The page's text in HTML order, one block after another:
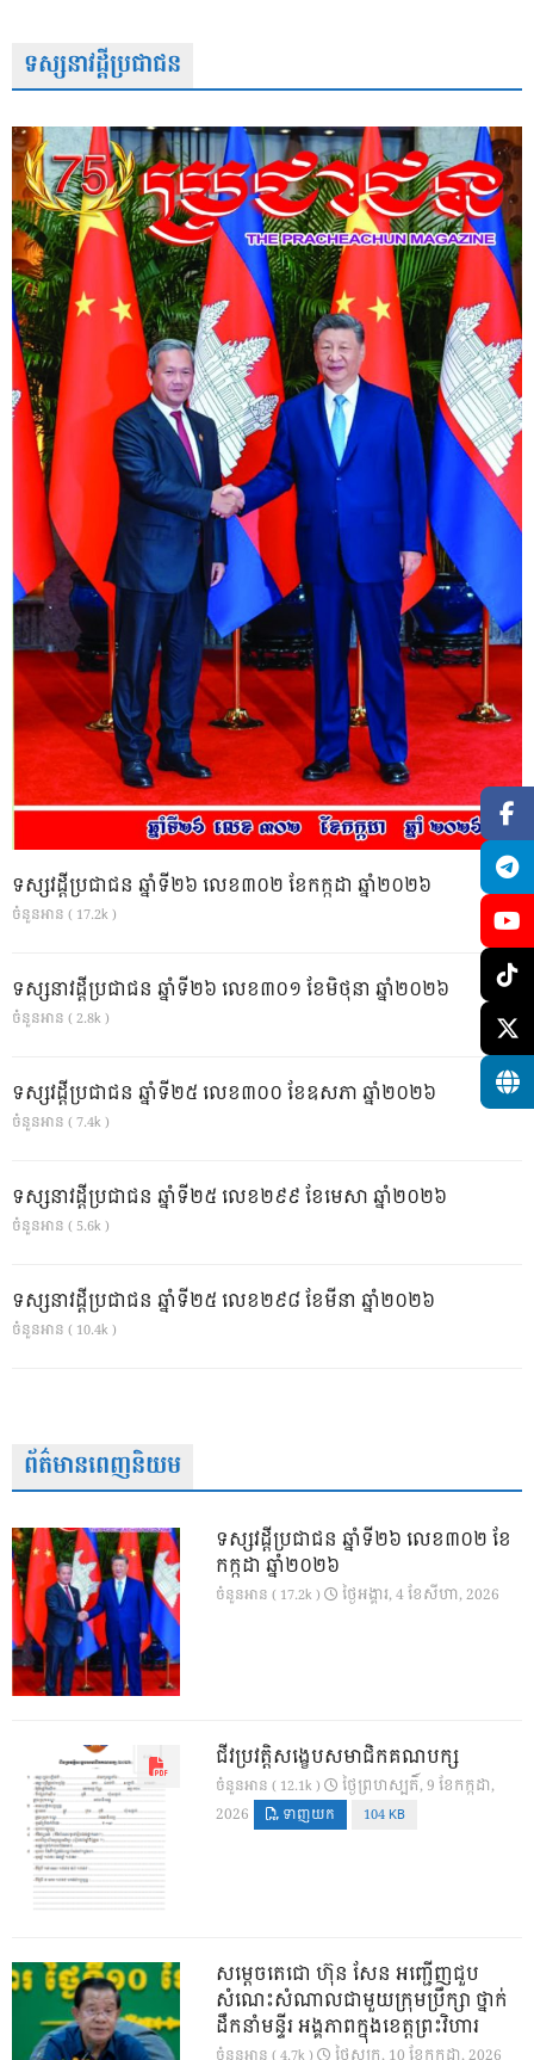
ទស្សនាវដ្តីប្រជាជន
ទស្សវដ្តីប្រជាជន ឆ្នាំទី២៦ លេខ៣០២ ខែកក្កដា ឆ្នាំ២០២៦
ចំនួនអាន ( 17.2k )
ទស្សនាវដ្ដីប្រជាជន ឆ្នាំទី២៦ លេខ៣០១ ខែមិថុនា ឆ្នាំ២០២៦
ចំនួនអាន ( 2.8k )
ទស្សវដ្តីប្រជាជន ឆ្នាំទី២៥ លេខ៣០០ ខែឧសភា ឆ្នាំ២០២៦
ចំនួនអាន ( 7.4k )
ទស្សនាវដ្ដីប្រជាជន ឆ្នាំទី២៥ លេខ២៩៩ ខែមេសា ឆ្នាំ២០២៦
ចំនួនអាន ( 5.6k )
ទស្សនាវដ្ដីប្រជាជន ឆ្នាំទី២៥ លេខ២៩៨ ខែមីនា ឆ្នាំ២០២៦
ចំនួនអាន ( 10.4k )
ព័ត៌មានពេញនិយម
ទស្សវដ្តីប្រជាជន ឆ្នាំទី២៦ លេខ៣០២ ខែ
កក្កដា ឆ្នាំ២០២៦
ចំនួនអាន ( 17.2k ) ថ្ងៃ​អង្គារ, 4 ខែ​សីហា, 2026
ជីវប្រវត្តិសង្ខេបសមាជិកគណបក្ស
ចំនួនអាន ( 12.1k )
ថ្ងៃ​ព្រហស្បតិ៍, 9 ខែ​កក្កដា,
2026
ទាញយក 104 KB
សម្តេចតេជោ ហ៊ុន សែន អញ្ជើញជួប
សំណេះសំណាលជាមួយក្រុមប្រឹក្សា ថ្នាក់
ដឹកនាំមន្ទីរ អង្គភាពក្នុងខេត្តព្រះវិហារ